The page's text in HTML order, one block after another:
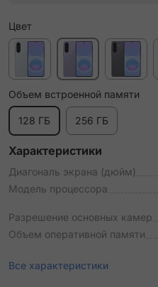
Цвет
Объем встроенной памяти
128 ГБ 256 ГБ
Характеристики
Диагональ экрана (дюйм)
Модель процессора
Разрешение основных камер
Объем оперативной памяти
Все характеристики